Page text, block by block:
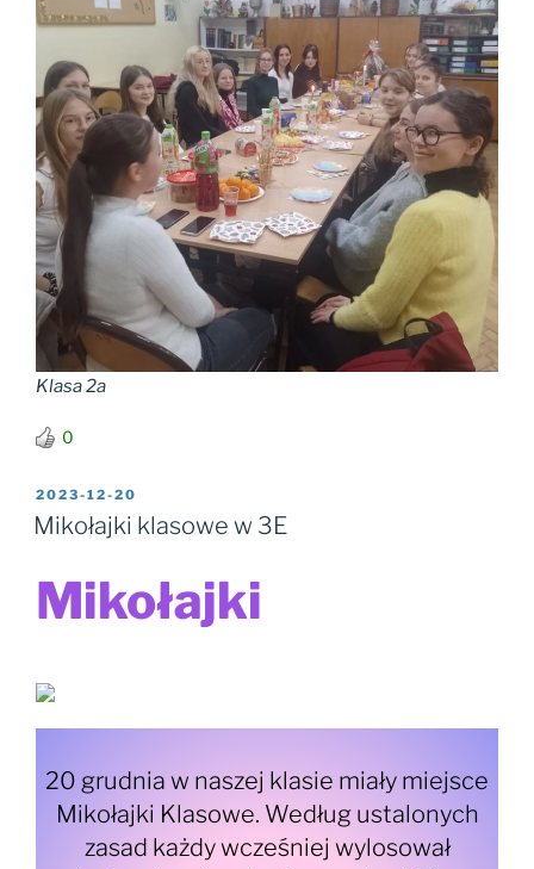
Klasa 2a
0
OPUBLIKOWANE
W
2023-12-20
Mikołajki klasowe w 3E
Mikołajki
20 grudnia w naszej klasie miały miejsce
Mikołajki Klasowe. Według ustalonych
zasad każdy wcześniej wylosował